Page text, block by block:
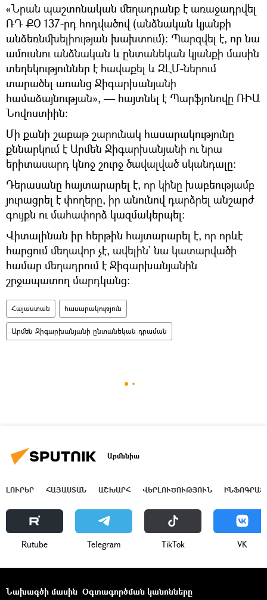
«Նրան պաշտոնական մեղադրանք է առաջադրվել
ՌԴ ՔՕ 137-րդ հոդվածով (անձնական կյանքի
անձեռնմխելիության խախտում)։ Պարզվել է, որ նա
ամուսնու անձնական և ընտանեկան կյանքի մասին
տեղեկություններ է հավաքել և ԶԼՄ-ներում
տարածել առանց Ջիգարխանյանի
համաձայնության», — հայտնել է Պարֆյոնովը ՌԻԱ
Նովոստիին։
Մի քանի շաբաթ շարունակ հասարակությունը
քննարկում է Արմեն Ջիգարխանյանի ու նրա
երիտասարդ կնոջ շուրջ ծավալված սկանդալը։
Դերասանը հայտարարել է, որ կինը խաբեությամբ
յուրացրել է փողերը, իր անունով դարձրել անշարժ
գույքն ու մահափորձ կազմակերպել։
Վիտալինան իր հերթին հայտարարել է, որ որևէ
հարցում մեղավոր չէ, ավելին` նա կատարվածի
համար մեղադրում է Ջիգարխանյանին
շրջապատող մարդկանց։
Հայաստան հասարակություն
Արմեն Ջիգարխանյանի ընտանեկան դրաման
Արմենիա
ԼՈՒՐԵՐ ՀԱՅԱՍՏԱՆ ԱՇԽԱՐՀ ՎԵՐԼՈՒԾՈՒԹՅՈՒՆ
Rutube Telegram ТikТоk VK
Նախագծի մասին Օգտագործման կանոնները